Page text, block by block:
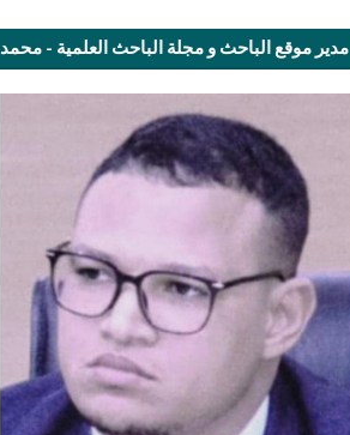
مدير موقع الباحث و مجلة الباحث العلمية - محمد